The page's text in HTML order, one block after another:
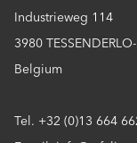
Industrieweg 114
3980
Belgium
Tel. +32 (0)13 664